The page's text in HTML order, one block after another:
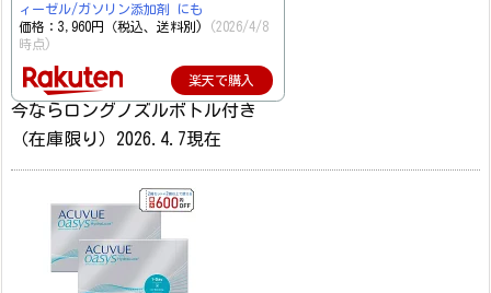
ィーゼル/ガソリン添加剤 にも
価格：3,960円（税込、送料別)
(2026/4/8
時点)
楽天で購入
今ならロングノズルボトル付き
（在庫限り）2026.4.7現在